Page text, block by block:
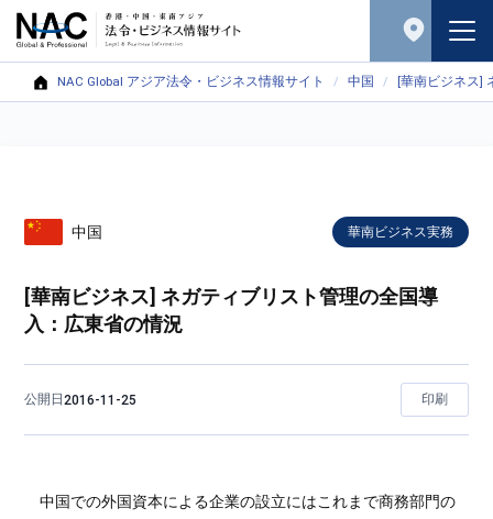
NAC Global アジア法令・ビジネス情報サイト 中国 [華南ビジネス]
中国 華南ビジネス実務
[華南ビジネス] ネガティブリスト管理の全国導
入：広東省の情況
公開日2016-11-25 印刷
中国での外国資本による企業の設立にはこれまで商務部門の